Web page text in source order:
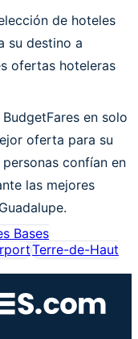
de hoteles
su destino a
ofertas hoteleras
en solo
oferta para su
confían en
las mejores
Bases
Terre-de-Haut